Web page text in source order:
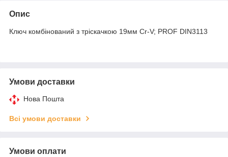
Опис
Ключ комбінований з тріскачкою 19мм Cr-V; PROF DIN3113
Умови доставки
Нова Пошта
Всі умови доставки
Умови оплати